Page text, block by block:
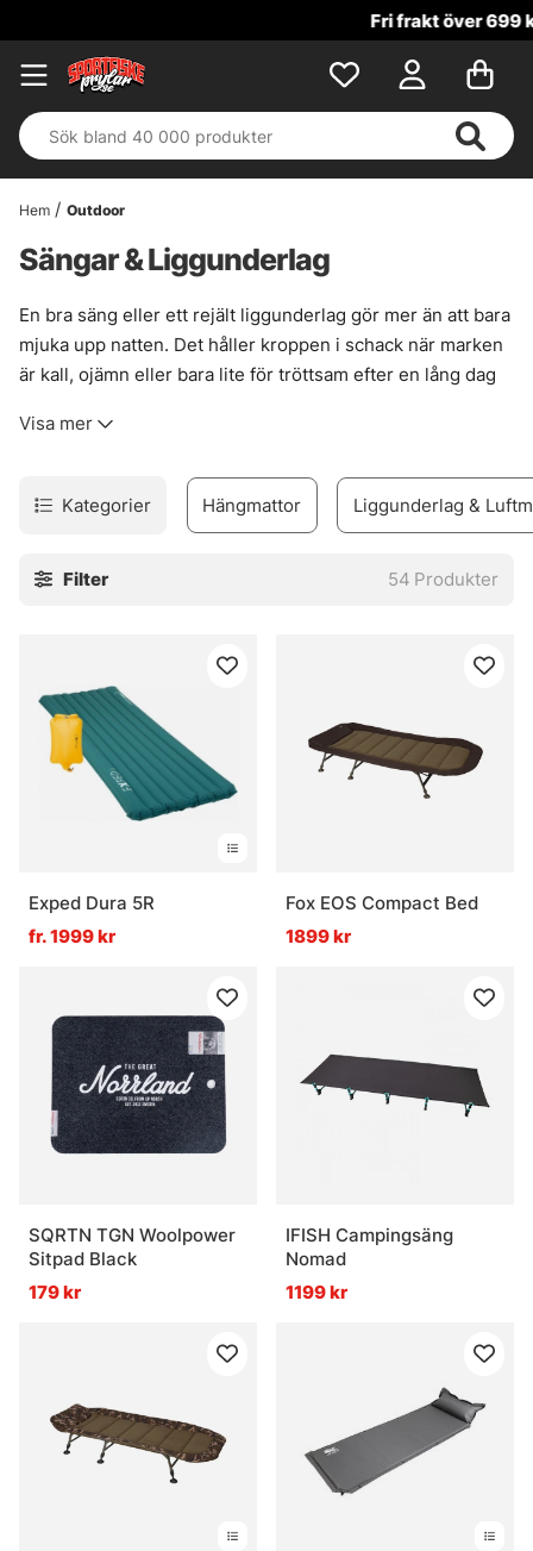
Fri frakt över 699 kr!
Hem Outdoor
Sängar & Liggunderlag
En bra säng eller ett rejält liggunderlag gör mer än att bara
mjuka upp natten. Det håller kroppen i schack när marken
är kall, ojämn eller bara lite för tröttsam efter en lång dag
sjö är det här prylar som faktiskt märks när morgonen
I karptältet blir en sjösäng snabbt något av ett nav. Högre
liggkomfort, bättre vila och mindre strul när passen drar ut
hållas smidig, eller när underlaget inte bjuder på några
» Tillbaka till Outdoors
Vanliga frågor om sängar och liggunderlag
Vad är ett liggunderlag?
När passar en sjösäng bättre än ett
liggunderlag?
Vad är viktigast att tänka på vid val av
Visa mer
Kategorier Hängmattor Liggunderlag &
Filter 54 Produkter
Exped Dura 5R
fr. 1999 kr
Fox EOS Compact Bed
1899 kr
SQRTN TGN Woolpower
Sitpad Black
179 kr
IFISH Campingsäng
Nomad
1199 kr